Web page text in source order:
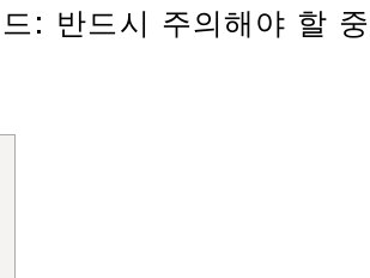
: 반드시 주의해야 할